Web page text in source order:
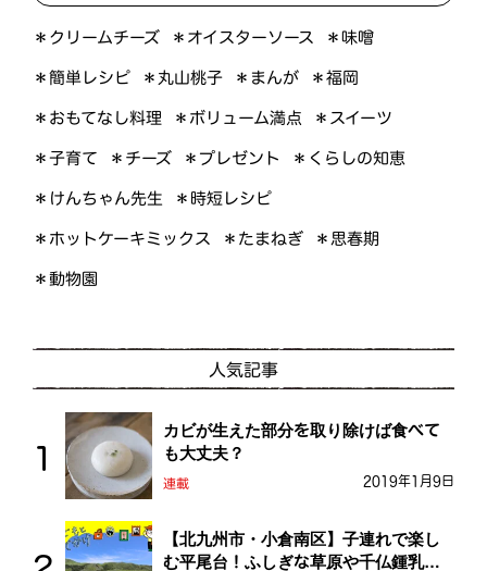
＊クリームチーズ ＊オイスターソース ＊味噌
＊簡単レシピ ＊丸山桃子 ＊まんが ＊福岡
＊おもてなし料理 ＊ボリューム満点 ＊スイーツ
＊子育て ＊チーズ ＊プレゼント ＊くらしの知恵
＊けんちゃん先生 ＊時短レシピ
＊ホットケーキミックス ＊たまねぎ ＊思春期
＊動物園
人気記事
カビが生えた部分を取り除けば食べて
も大丈夫？
連載 2019年1月9日
【北九州市・小倉南区】子連れで楽し
む平尾台！ふしぎな草原や千仏鍾乳洞